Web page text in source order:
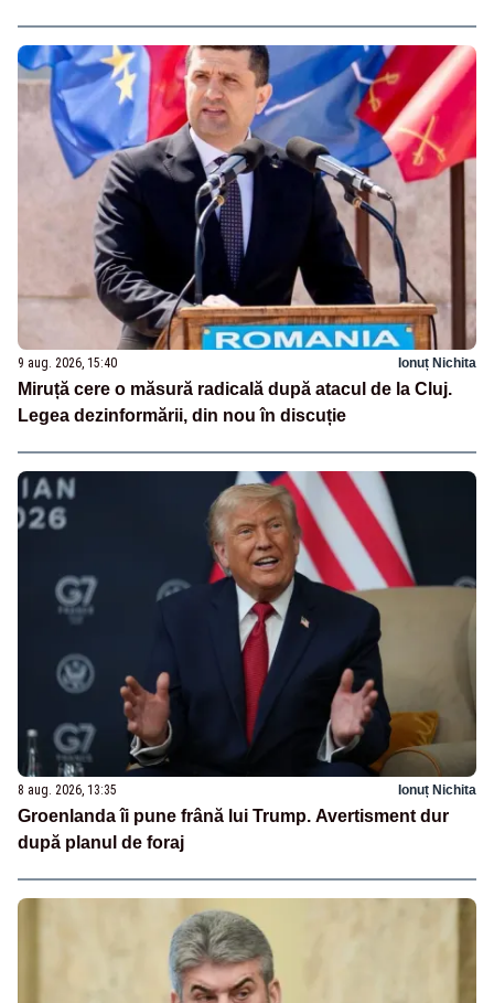
9 aug. 2026, 15:40 Ionuț Nichita
Miruță cere o măsură radicală după atacul de la Cluj.
Legea dezinformării, din nou în discuție
8 aug. 2026, 13:35 Ionuț Nichita
Groenlanda îi pune frână lui Trump. Avertisment dur
după planul de foraj